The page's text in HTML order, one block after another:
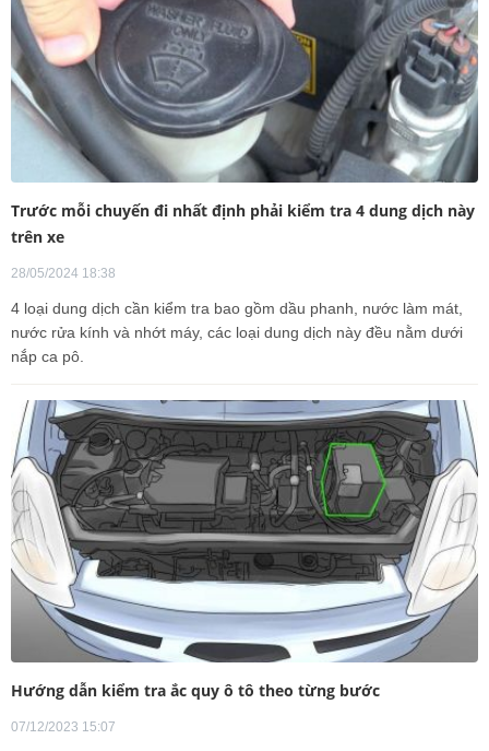
Trước mỗi chuyến đi nhất định phải kiểm tra 4 dung dịch này
trên xe
28/05/2024 18:38
4 loại dung dịch cần kiểm tra bao gồm dầu phanh, nước làm mát,
nước rửa kính và nhớt máy, các loại dung dịch này đều nằm dưới
nắp ca pô.
Hướng dẫn kiểm tra ắc quy ô tô theo từng bước
07/12/2023 15:07